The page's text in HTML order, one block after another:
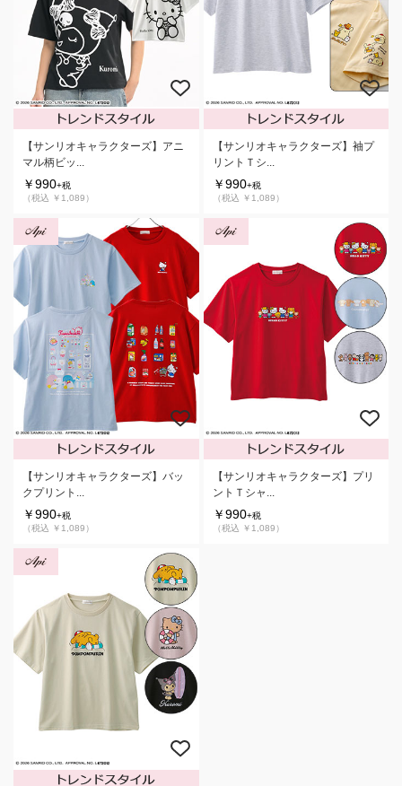
【サンリオキャラクターズ】アニ
マル柄ビッ...
￥990+税
（税込 ￥1,089）
【サンリオキャラクターズ】袖プ
リントＴシ...
￥990+税
（税込 ￥1,089）
【サンリオキャラクターズ】バッ
クプリント...
￥990+税
（税込 ￥1,089）
【サンリオキャラクターズ】プリ
ントＴシャ...
￥990+税
（税込 ￥1,089）